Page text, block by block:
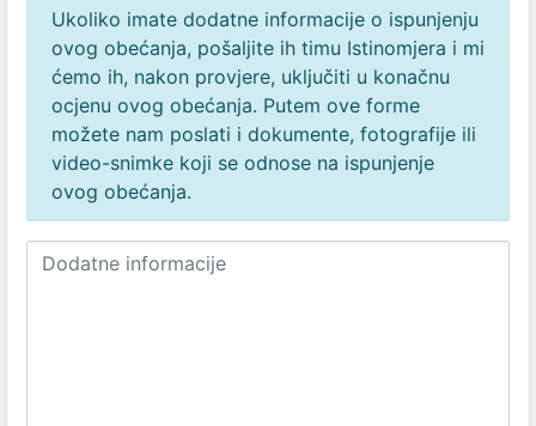
Ukoliko imate dodatne informacije o ispunjenju
ovog obećanja, pošaljite ih timu Istinomjera i mi
ćemo ih, nakon provjere, uključiti u konačnu
ocjenu ovog obećanja. Putem ove forme
možete nam poslati i dokumente, fotografije ili
video-snimke koji se odnose na ispunjenje
ovog obećanja.